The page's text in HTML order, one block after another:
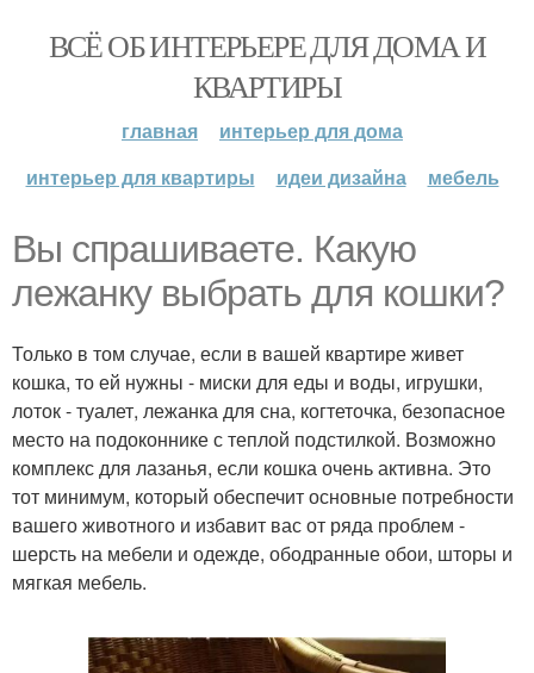
ВСЁ ОБ ИНТЕРЬЕРЕ ДЛЯ ДОМА И
КВАРТИРЫ
главная
интерьер для дома
интерьер для квартиры
идеи дизайна мебель
Вы спрашиваете. Какую
лежанку выбрать для кошки?
Только в том случае, если в вашей квартире живет
кошка, то ей нужны - миски для еды и воды, игрушки,
лоток - туалет, лежанка для сна, когтеточка, безопасное
место на подоконнике с теплой подстилкой. Возможно
комплекс для лазанья, если кошка очень активна. Это
тот минимум, который обеспечит основные потребности
вашего животного и избавит вас от ряда проблем -
шерсть на мебели и одежде, ободранные обои, шторы и
мягкая мебель.